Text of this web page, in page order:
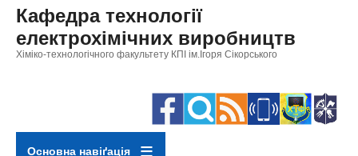
Кафедра технології
електрохімічних виробництв
Хіміко-технологічного факультету КПІ ім.Ігоря Сікорського
Основна навіґація